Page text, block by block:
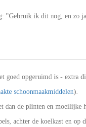
"Gebruik ik dit nog, en zo
goed opgeruimd is - extra
schoonmaakmiddelen).
dan de plinten en moeilijke
achter de koelkast en op